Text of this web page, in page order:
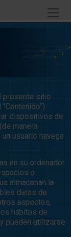
presente sitio
dispositivos de
manera
usuario navega
en su ordenador
o
almacenan la
datos de
aspectos,
hábitos de
pueden utilizarse